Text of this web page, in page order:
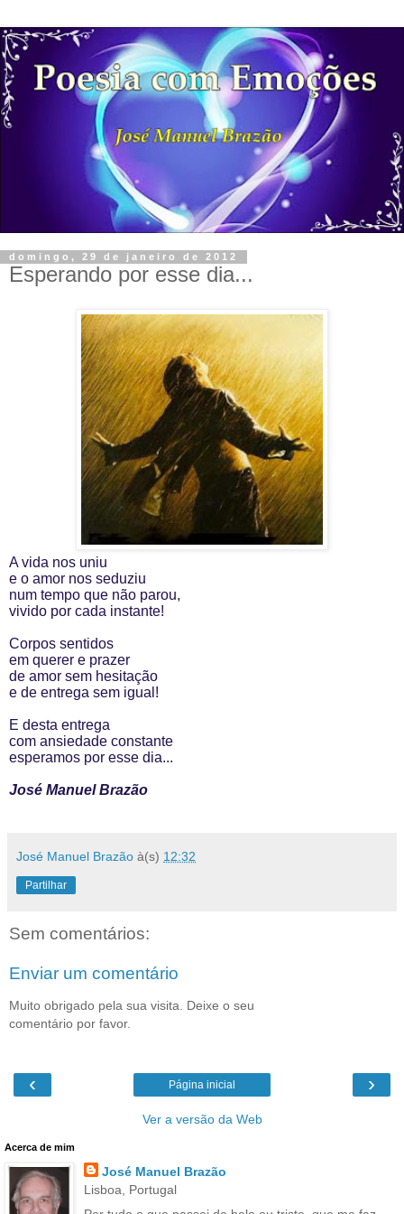
domingo, 29 de janeiro de 2012
Esperando por esse dia...
A vida nos uniu
e o amor nos seduziu
num tempo que não parou,
vivido por cada instante!
Corpos sentidos
em querer e prazer
de amor sem hesitação
e de entrega sem igual!
E desta entrega
com ansiedade constante
esperamos por esse dia...
José Manuel Brazão
José Manuel Brazão à(s) 12:32
Partilhar
Sem comentários:
Enviar um comentário
Muito obrigado pela sua visita. Deixe o seu
comentário por favor.
‹ ›
Página inicial
Ver a versão da Web
Acerca de mim
José Manuel Brazão
Lisboa, Portugal